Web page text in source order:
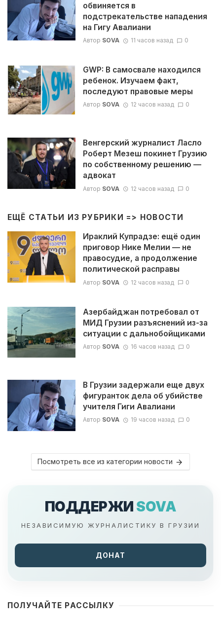
обвиняется в
подстрекательстве нападения
на Гигу Авалиани
Автор SOVA 11 часов назад 0
GWP: В самосвале находился
ребенок. Изучаем факт,
последуют правовые меры
Автор SOVA 12 часов назад 0
Венгерский журналист Ласло
Роберт Мезеш покинет Грузию
по собственному решению —
адвокат
Автор SOVA 12 часов назад 0
ЕЩЁ СТАТЬИ ИЗ РУБРИКИ => НОВОСТИ
Ираклий Купрадзе: ещё один
приговор Нике Мелии — не
правосудие, а продолжение
политической расправы
Автор SOVA 12 часов назад 0
Азербайджан потребовал от
МИД Грузии разъяснений из-за
ситуации с дальнобойщиками
Автор SOVA 16 часов назад 0
В Грузии задержали еще двух
фигуранток дела об убийстве
учителя Гиги Авалиани
Автор SOVA 19 часов назад 0
Посмотреть все из категории новости
ПОДДЕРЖИ SOVA
НЕЗАВИСИМУЮ ЖУРНАЛИСТИКУ В ГРУЗИИ
ДОНАТ
ПОЛУЧАЙТЕ РАССЫЛКУ